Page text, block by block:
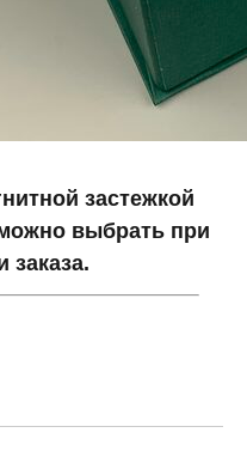
застежкой
выбрать при